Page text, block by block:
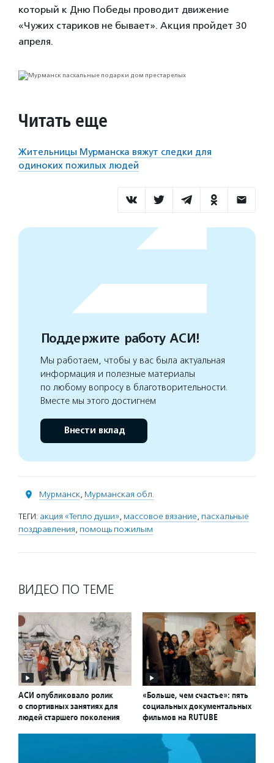
который к Дню Победы проводит движение
«Чужих стариков не бывает». Акция пройдет 30
апреля.
Читать еще
Жительницы Мурманска вяжут следки для
одиноких пожилых людей
Поддержите работу АСИ!
Мы работаем, чтобы у вас была актуальная
информация и полезные материалы
по любому вопросу в благотворительности.
Вместе мы этого достигнем
Внести вклад
Мурманск, Мурманская обл.
ТЕГИ: акция «Тепло души», массовое вязание, пасхальные
поздравления, помощь пожилым
ВИДЕО ПО ТЕМЕ
АСИ опубликовало ролик
о спортивных занятиях для
людей старшего поколения
«Больше, чем счастье»: пять
социальных документальных
фильмов на RUTUBE